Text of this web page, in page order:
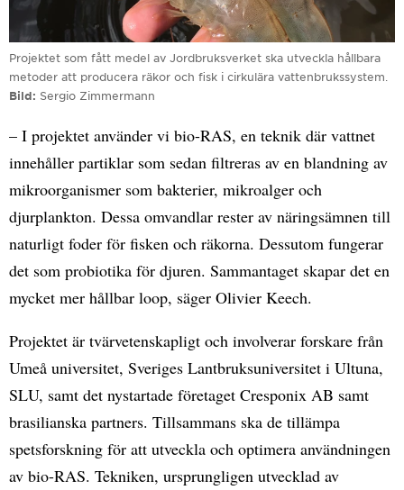
Projektet som fått medel av Jordbruksverket ska utveckla hållbara
metoder att producera räkor och fisk i cirkulära vattenbrukssystem.
Bild
Sergio Zimmermann
– I projektet använder vi bio-RAS, en teknik där vattnet
innehåller partiklar som sedan filtreras av en blandning av
mikroorganismer som bakterier, mikroalger och
djurplankton. Dessa omvandlar rester av näringsämnen till
naturligt foder för fisken och räkorna. Dessutom fungerar
det som probiotika för djuren. Sammantaget skapar det en
mycket mer hållbar loop, säger Olivier Keech.
Projektet är tvärvetenskapligt och involverar forskare från
Umeå universitet, Sveriges Lantbruksuniversitet i Ultuna,
SLU, samt det nystartade företaget Cresponix AB samt
brasilianska partners. Tillsammans ska de tillämpa
spetsforskning för att utveckla och optimera användningen
av bio-RAS. Tekniken, ursprungligen utvecklad av